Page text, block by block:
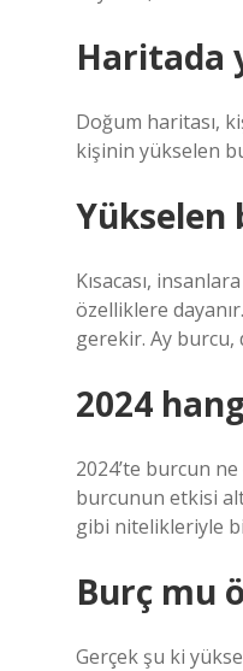
Haritada
Doğum haritası,
kişinin yükselen
Yükselen
Kısacası,
özelliklere
gerekir. Ay burcu,
2024
2024’te burcun
burcunun etkisi
gibi nitelikleriyle
Burç mu
Gerçek şu ki